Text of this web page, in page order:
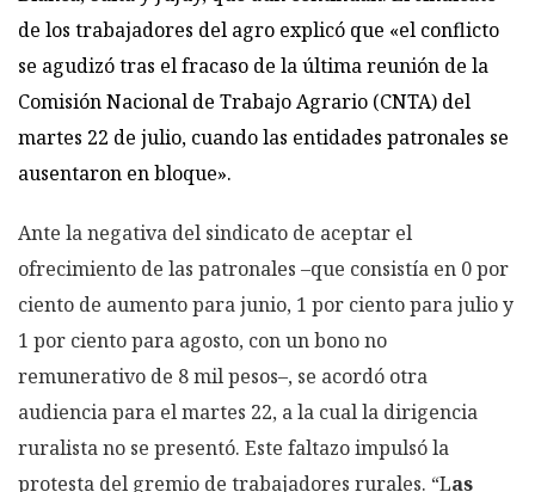
de los trabajadores del agro explicó que «el conflicto
se agudizó tras el fracaso de la última reunión de la
Comisión Nacional de Trabajo Agrario (CNTA) del
martes 22 de julio, cuando las entidades patronales se
ausentaron en bloque».
Ante la negativa del sindicato de aceptar el
ofrecimiento de las patronales –que consistía en 0 por
ciento de aumento para junio, 1 por ciento para julio y
1 por ciento para agosto, con un bono no
remunerativo de 8 mil pesos–, se acordó otra
audiencia para el martes 22, a la cual la dirigencia
ruralista no se presentó. Este faltazo impulsó la
protesta del gremio de trabajadores rurales. “Las